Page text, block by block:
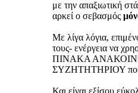
με την απαξιωτική
αρκεί ο σεβασμός
Με λίγα λόγια,
τους- ενέργεια να
ΠΙΝΑΚΑ
ΣΥΖΗΤΗΤΗΡΙΟΥ που